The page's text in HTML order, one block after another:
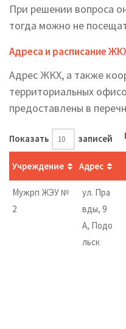
При решении вопроса
тогда можно не
Адреса и расписание
Адрес ЖКХ, а также
территориальных
предоставлены в
Показать записей
Учреждение Адрес
Мужрп ЖЭУ №
2
ул. Пра
вды, 9
А, Подо
льск